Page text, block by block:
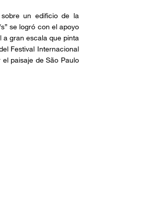
un edificio de la
se logró con el apoyo
a gran escala que pinta
Festival Internacional
paisaje de São Paulo